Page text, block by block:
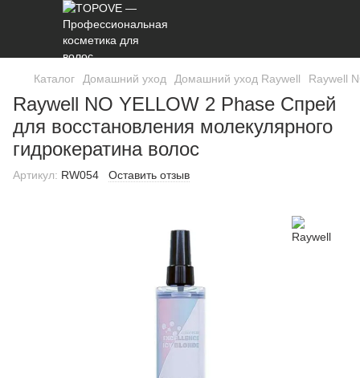
Каталог Домашний уход Домашний уход Raywell Raywell
Raywell NO YELLOW 2 Phase Спрей
для восстановления молекулярного
гидрокератина волос
Артикул: RW054 Оставить отзыв